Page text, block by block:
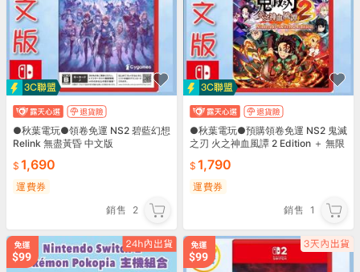
●秋葉電玩●領卷免運 NS2 碧藍幻想
Relink 無盡黃昏 中文版
1,690
運費券
銷售
2
●秋葉電玩●預購領卷免運 NS2 鬼滅
之刃 火之神血風譚 2 Edition ＋ 無限
1,790
運費券
銷售 1